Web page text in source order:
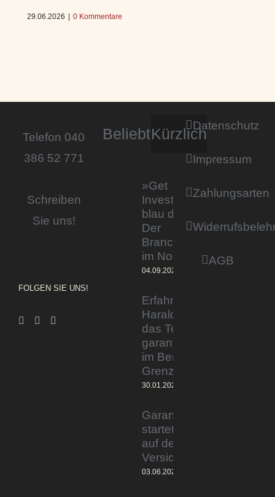
29.06.2026 0 Kommentare
Telefon 040
386 52 771
Schreiben
Sie uns!
FOLGEN SIE UNS!
BeliebtKürzlich
»Get
Invested by
blau direkt«:
Der
Branchentag
im Norden
04.09.2023
Erfahrener Experte
Harald Wesely stärkt
das Team von
garantiertmehrnetto.de
im Bereich
Grenzgänger
30.01.2024
Garantiertmehrnetto.de®
startet Vermittlerplattform
auf deutschem
Versicherungsmarkt
03.06.2023
Datenschutz
Impressum
Zahlungsarten
AGB